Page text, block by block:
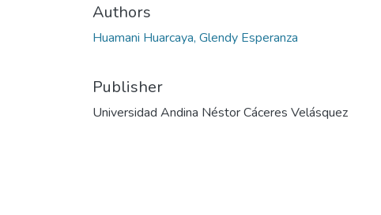
Authors
Huamani Huarcaya, Glendy Esperanza
Publisher
Universidad Andina Néstor Cáceres Velásquez